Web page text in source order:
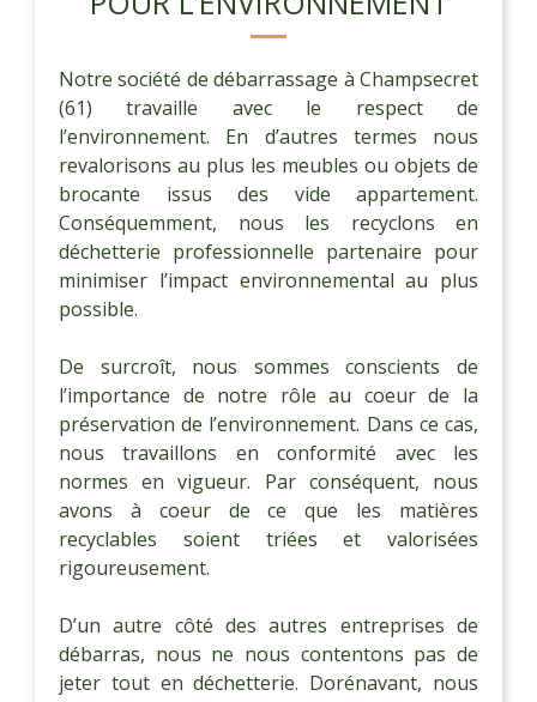
Notre société de débarrassage à Champsecret
(61) travaille avec le respect de
l’environnement. En d’autres termes nous
revalorisons au plus les meubles ou objets de
brocante issus des vide appartement.
Conséquemment, nous les recyclons en
déchetterie professionnelle partenaire pour
minimiser l’impact environnemental au plus
possible.
De surcroît, nous sommes conscients de
l’importance de notre rôle au coeur de la
préservation de l’environnement. Dans ce cas,
nous travaillons en conformité avec les
normes en vigueur. Par conséquent, nous
avons à coeur de ce que les matières
recyclables soient triées et valorisées
rigoureusement.
D’un autre côté des autres entreprises de
débarras, nous ne nous contentons pas de
jeter tout en déchetterie. Dorénavant, nous